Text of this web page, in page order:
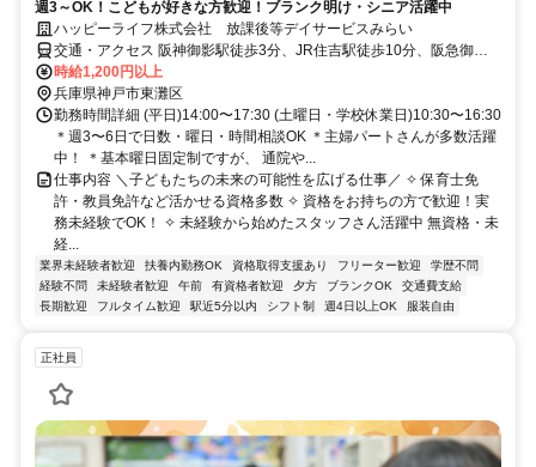
週3～OK！こどもが好きな方歓迎！ブランク明け・シニア活躍中
ハッピーライフ株式会社 放課後等デイサービスみらい
交通・アクセス 阪神御影駅徒歩3分、JR住吉駅徒歩10分、阪急御影
駅徒歩15分
時給1,200円以上
兵庫県神戸市東灘区
勤務時間詳細 (平日)14:00〜17:30 (土曜日・学校休業日)10:30〜16:30
＊週3〜6日で日数・曜日・時間相談OK ＊主婦パートさんが多数活躍
中！ ＊基本曜日固定制ですが、 通院や...
仕事内容 ＼子どもたちの未来の可能性を広げる仕事／ ✧ 保育士免
許・教員免許など活かせる資格多数 ✧ 資格をお持ちの方で歓迎！実
務未経験でOK！ ✧ 未経験から始めたスタッフさん活躍中 無資格・未
経...
業界未経験者歓迎 扶養内勤務OK 資格取得支援あり フリーター歓迎
学歴不問
経験不問
未経験者歓迎 午前 有資格者歓迎 夕方 ブランクOK
交通費支給
長期歓迎
フルタイム歓迎 駅近5分以内 シフト制 週4日以上OK 服装自由
正社員